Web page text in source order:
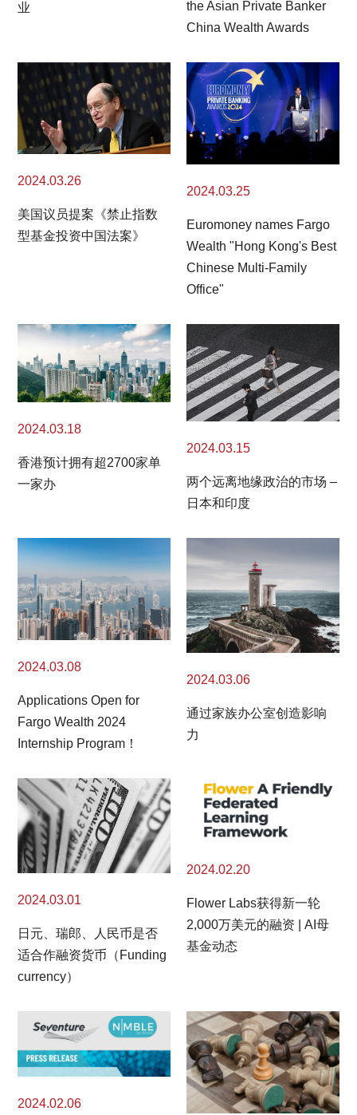
业
the Asian Private Banker
China Wealth Awards
2024.03.26
美国议员提案《禁止指数
型基金投资中国法案》
2024.03.25
Euromoney names Fargo
Wealth "Hong Kong's Best
Chinese Multi-Family
Office"
2024.03.18
香港预计拥有超2700家单
一家办
2024.03.15
两个远离地缘政治的市场 –
日本和印度
2024.03.08
Applications Open for
Fargo Wealth 2024
Internship Program！
2024.03.06
通过家族办公室创造影响
力
2024.03.01
日元、瑞郎、人民币是否
适合作融资货币（Funding
currency）
2024.02.20
Flower Labs获得新一轮
2,000万美元的融资 | AI母
基金动态
2024.02.06